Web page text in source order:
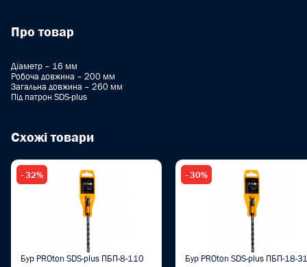
Про товар
Діаметр – 16 мм
Робоча довжина – 200 мм
Загальна довжина – 260 мм
Під патрон SDS-plus
Схожі товари
- 32%
Бур PROton SDS-plus ПБП-8-110
- 30%
Бур PROton SDS-plus ПБП-18-